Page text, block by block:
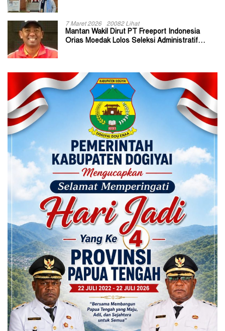
7 Maret 2026 20082 Lihat
Mantan Wakil Dirut PT Freeport Indonesia
Orias Moedak Lolos Seleksi Administratif